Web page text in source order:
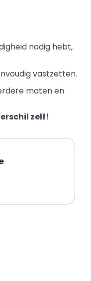
nodig hebt,
vastzetten.
maten en
zelf!